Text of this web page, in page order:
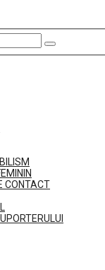
CONTACT